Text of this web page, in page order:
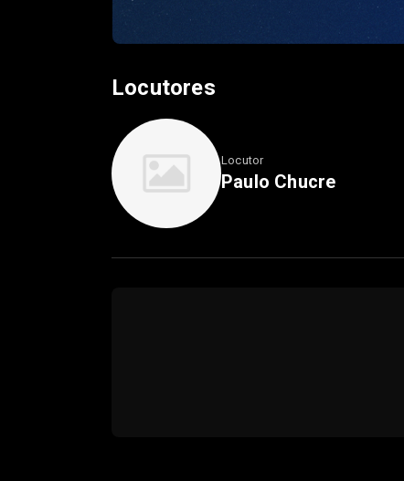
Locutores
Locutor
Paulo Chucre